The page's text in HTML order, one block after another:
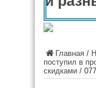
Главная /
поступил в
скидками /